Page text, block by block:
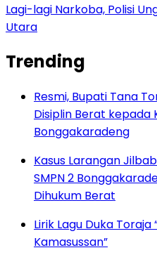
Lagi-lagi Narkoba, Polisi
Utara
Trending
Resmi, Bupati Tana
Disiplin Berat kepada
Bonggakaradeng
Kasus Larangan
SMPN 2
Dihukum Berat
Lirik Lagu Duka Toraja
Kamasussan”